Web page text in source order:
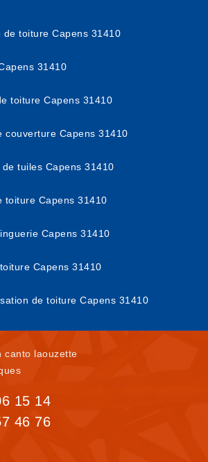
de toiture Capens 31410
31410
toiture Capens 31410
couverture Capens 31410
tuiles Capens 31410
toiture Capens 31410
Capens 31410
Capens 31410
de toiture Capens 31410
canto laouzette
15 14
46 76